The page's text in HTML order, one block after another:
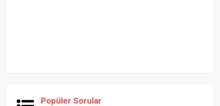
Popüler Sorular